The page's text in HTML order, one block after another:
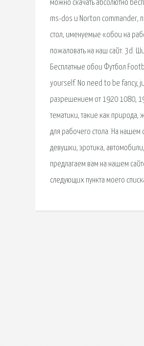
можно скачать абсолютно
ms-dos и Norton commander,
стол, именуемые «обои на
пожаловать на наш сайт. 3d.
Бесплатные обои Футбол
yourself. No need to be fancy,
разрешением от 1920 1080,
тематики, такие как
для рабочего стола. На
девушки, эротика,
предлагаем вам на нашем
следующих пункта моего